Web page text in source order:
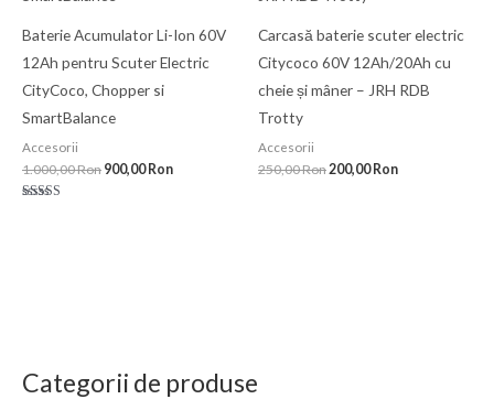
Categorii de produse
Baterie Acumulator Li-Ion 60V
12Ah pentru Scuter Electric
CityCoco, Chopper si
SmartBalance
Accesorii
1.000,00Ron 900,00 Ron
Carcasă baterie scuter electric
Citycoco 60V 12Ah/20Ah cu
cheie și mâner – JRH RDB
Trotty
Accesorii
250,00Ron200,00 Ron